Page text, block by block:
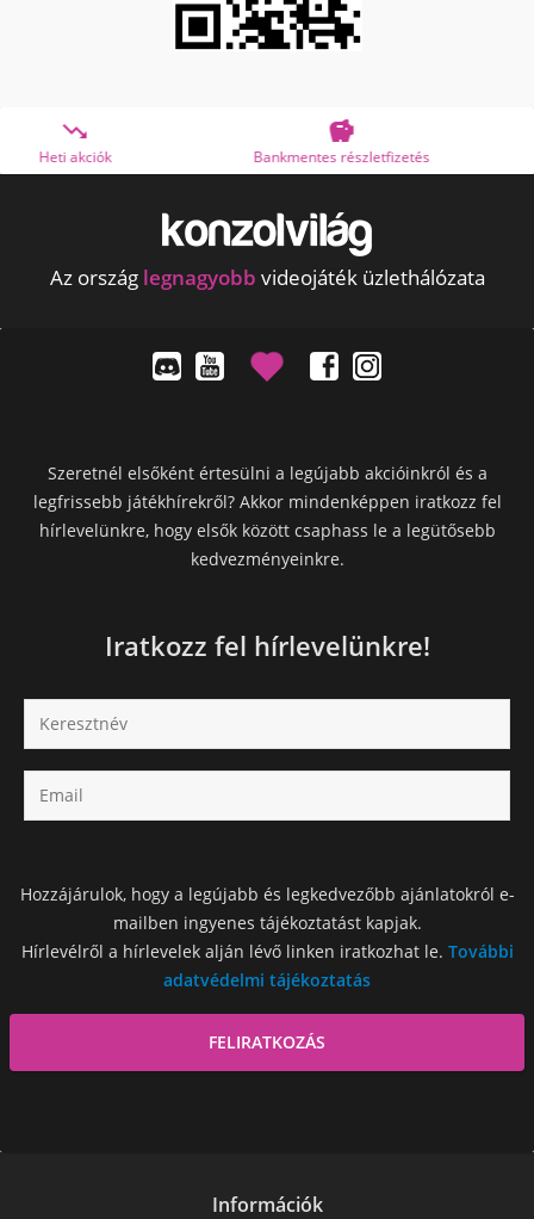
Bankmentes részletfizetés OTP Online Áruhitel
Az ország legnagyobb videojáték üzlethálózata
Szeretnél elsőként értesülni a legújabb akcióinkról és a
legfrissebb játékhírekről? Akkor mindenképpen iratkozz fel
hírlevelünkre, hogy elsők között csaphass le a legütősebb
kedvezményeinkre.
Iratkozz fel hírlevelünkre!
Hozzájárulok, hogy a legújabb és legkedvezőbb ajánlatokról e-
mailben ingyenes tájékoztatást kapjak.
Hírlevélről a hírlevelek alján lévő linken iratkozhat le. További
adatvédelmi tájékoztatás
Információk